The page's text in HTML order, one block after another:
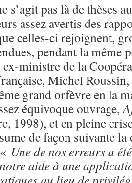
s’agit pas là de thèses
assez avertis des
celles-ci rejoignent,
pendant la même
ex-ministre de la
Michel Roussin,
grand orfèvre en la
équivoque ouvrage,
1998), et en pleine
de façon suivante
Une de nos erreurs a
aide à une
au lieu de